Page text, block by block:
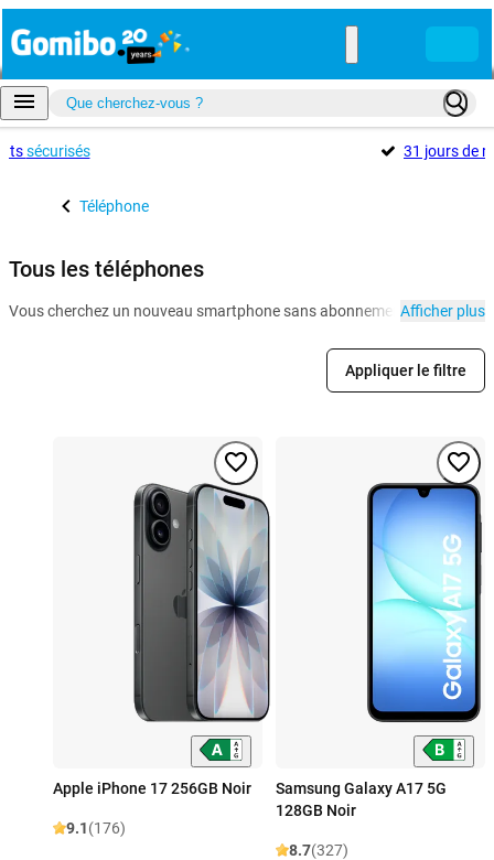
sécurisés 31 jours de
Téléphone
Tous les téléphones
Vous cherchez un nouveau smartphone sans abonnement ?Afficher plus
Appliquer le filtre
Apple iPhone 17 256GB Noir
9.1(176)
Samsung Galaxy A17 5G
128GB Noir
8.7(327)